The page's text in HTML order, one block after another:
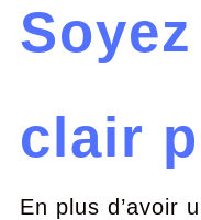
clair
En plus d’avoir